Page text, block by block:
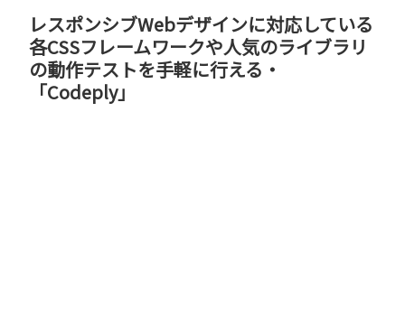
レスポンシブWebデザインに対応している
各CSSフレームワークや人気のライブラリ
の動作テストを手軽に行える・
「Codeply」